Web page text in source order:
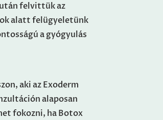
felvittük az
alatt felügyeletünk
a gyógyulás
aki az Exoderm
alaposan
fokozni, ha Botox